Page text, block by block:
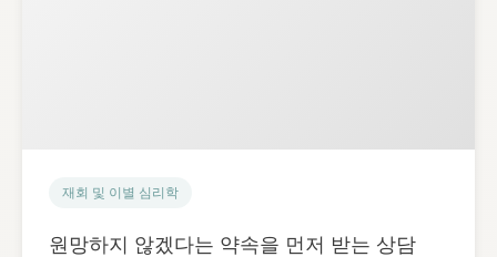
재회 및 이별 심리학
원망하지 않겠다는 약속을 먼저 받는 상담